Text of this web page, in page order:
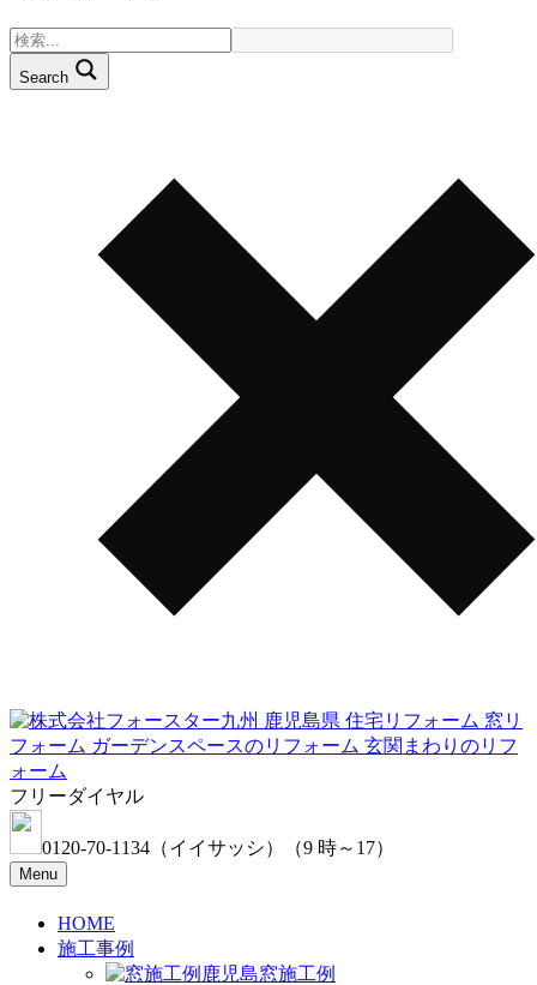
Search
フリーダイヤル
0120-70-1134 （イイサッシ） （9 時～17）
Menu
HOME
施工事例
窓施工例